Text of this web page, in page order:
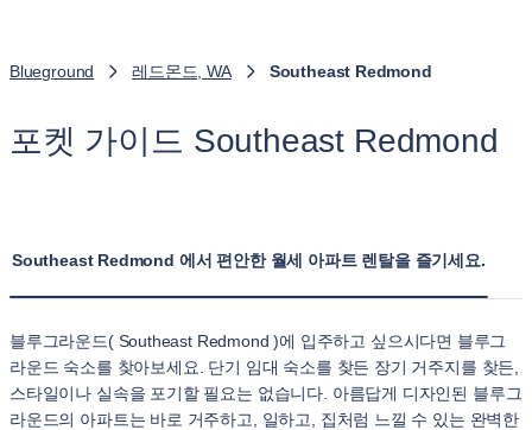
Blueground 레드몬드, WA Southeast Redmond
포켓 가이드 Southeast Redmond
Southeast Redmond 에서 편안한 월세 아파트 렌탈을 즐기세요.
블루그라운드( Southeast Redmond )에 입주하고 싶으시다면 블루그
라운드 숙소를 찾아보세요. 단기 임대 숙소를 찾든 장기 거주지를 찾든,
스타일이나 실속을 포기할 필요는 없습니다. 아름답게 디자인된 블루그
라운드의 아파트는 바로 거주하고, 일하고, 집처럼 느낄 수 있는 완벽한